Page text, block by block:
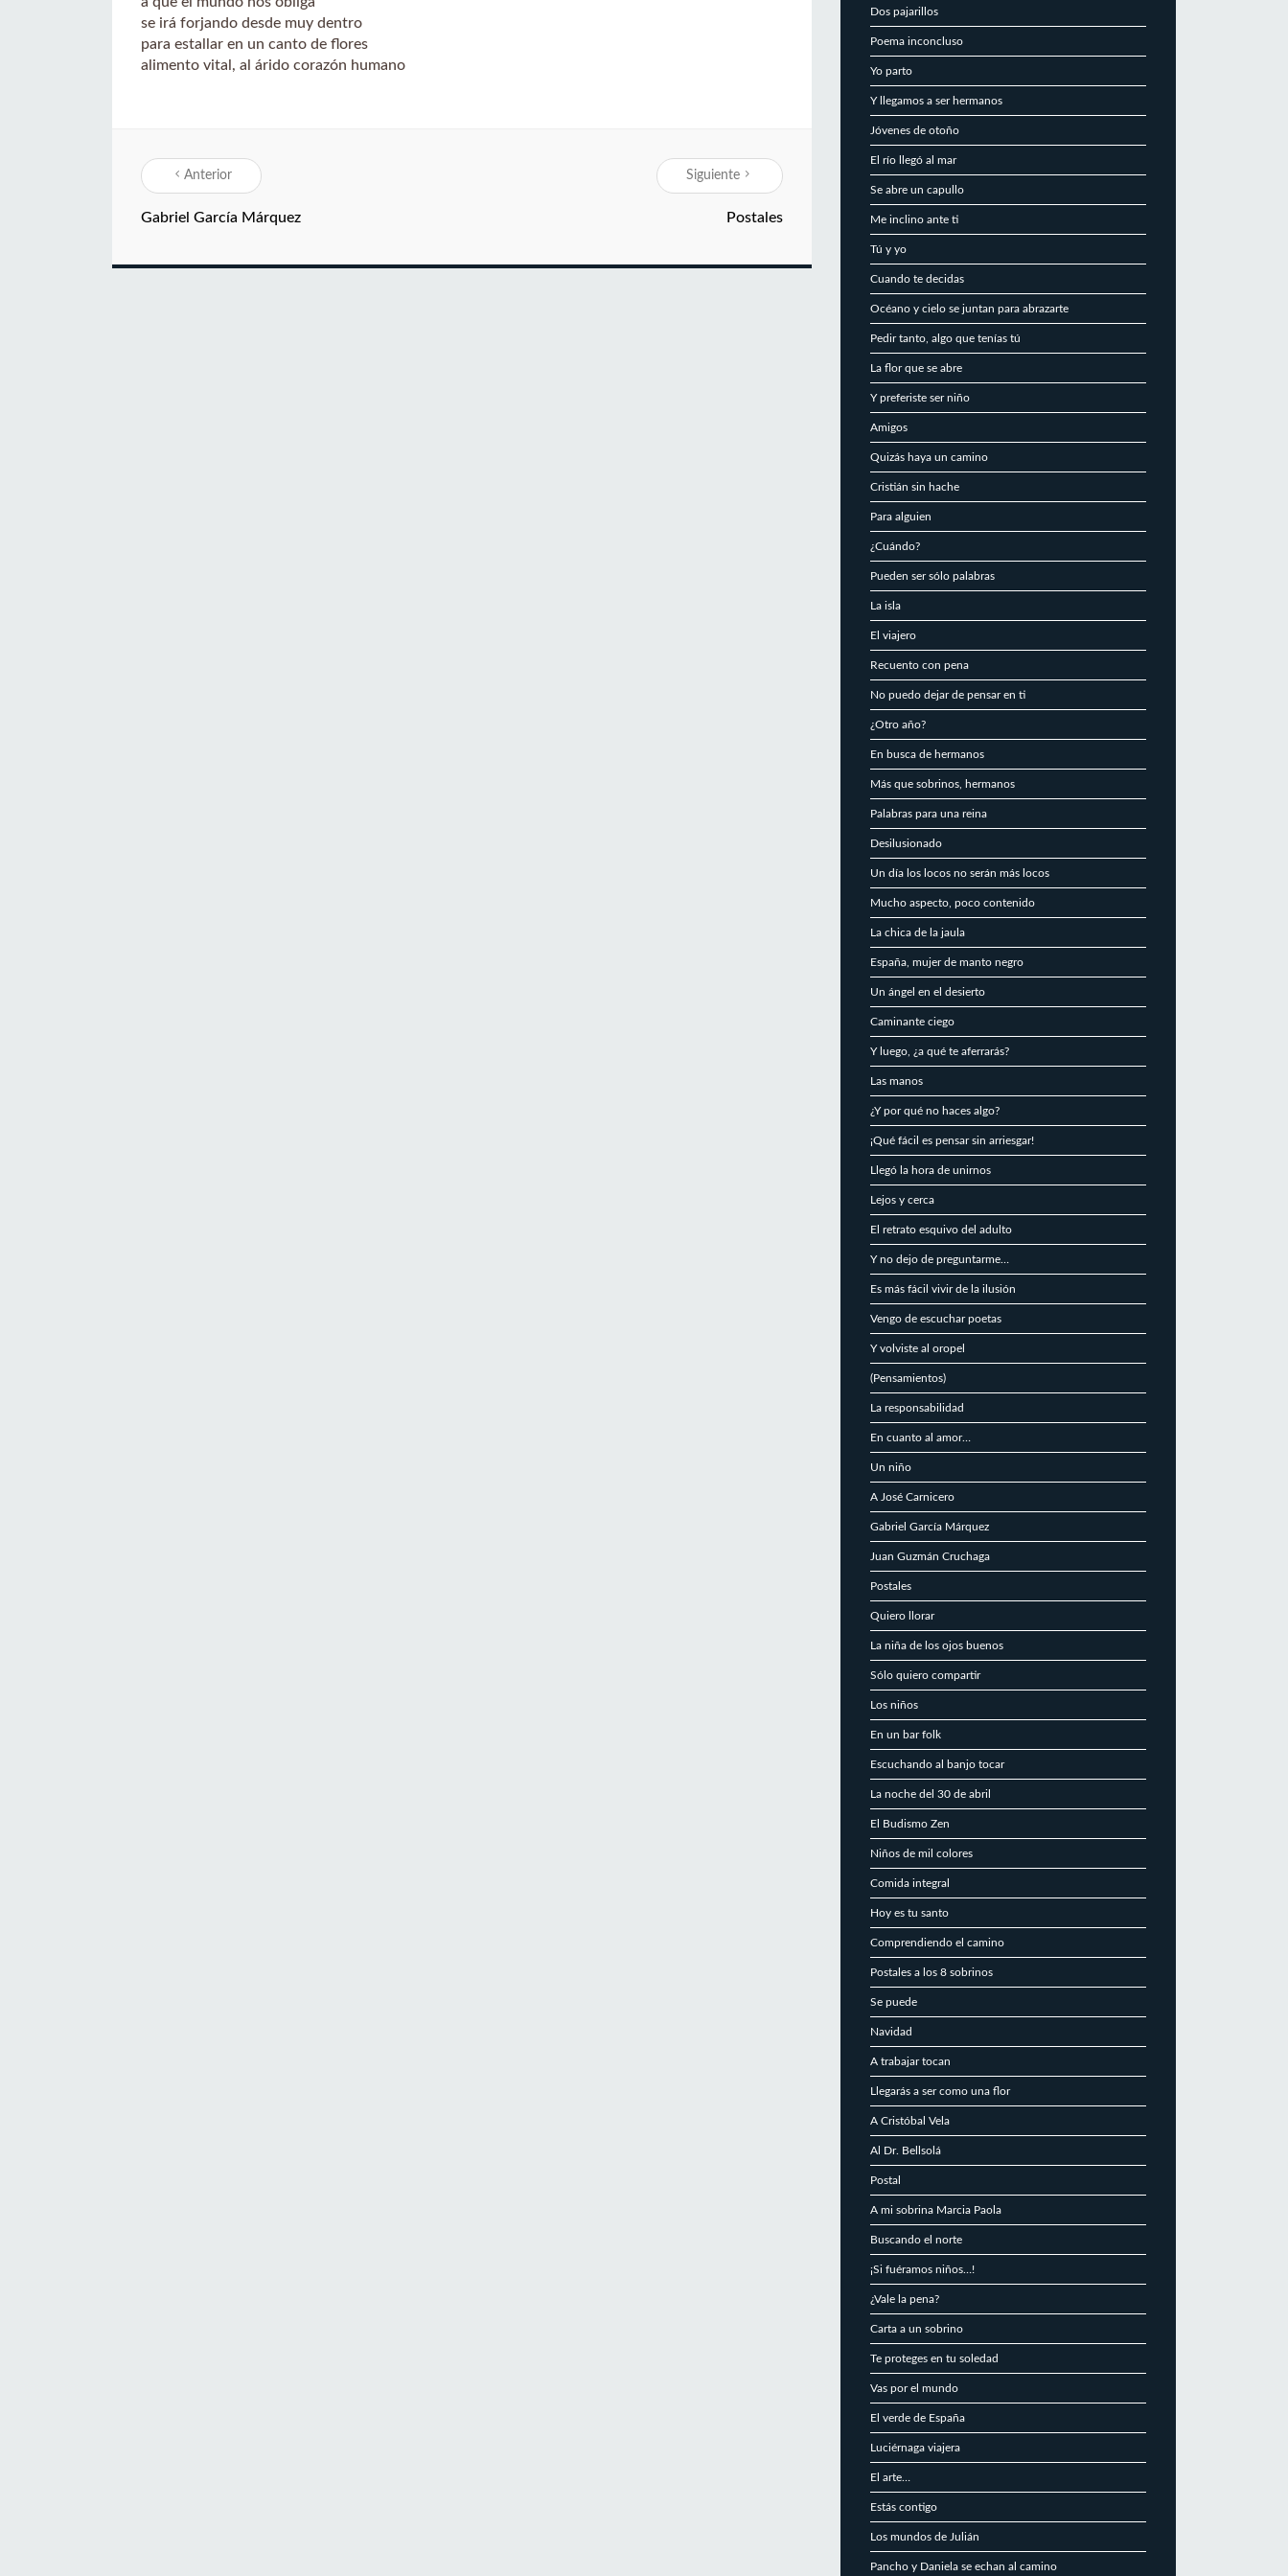
se irá forjando desde muy dentro
para estallar en un canto de flores
alimento vital, al árido corazón humano
Anterior
Gabriel García Márquez
Siguiente
Postales
Dos pajarillos
Poema inconcluso
Yo parto
Y llegamos a ser hermanos
Jóvenes de otoño
El río llegó al mar
Se abre un capullo
Me inclino ante ti
Tú y yo
Cuando te decidas
Océano y cielo se juntan para abrazarte
Pedir tanto, algo que tenías tú
La flor que se abre
Y preferiste ser niño
Amigos
Quizás haya un camino
Cristián sin hache
Para alguien
¿Cuándo?
Pueden ser sólo palabras
La isla
El viajero
Recuento con pena
No puedo dejar de pensar en ti
¿Otro año?
En busca de hermanos
Más que sobrinos, hermanos
Palabras para una reina
Desilusionado
Un día los locos no serán más locos
Mucho aspecto, poco contenido
La chica de la jaula
España, mujer de manto negro
Un ángel en el desierto
Caminante ciego
Y luego, ¿a qué te aferrarás?
Las manos
¿Y por qué no haces algo?
¡Qué fácil es pensar sin arriesgar!
Llegó la hora de unirnos
Lejos y cerca
El retrato esquivo del adulto
Y no dejo de preguntarme…
Es más fácil vivir de la ilusión
Vengo de escuchar poetas
Y volviste al oropel
(Pensamientos)
La responsabilidad
En cuanto al amor…
Un niño
A José Carnicero
Gabriel García Márquez
Juan Guzmán Cruchaga
Postales
Quiero llorar
La niña de los ojos buenos
Sólo quiero compartir
Los niños
En un bar folk
Escuchando al banjo tocar
La noche del 30 de abril
El Budismo Zen
Niños de mil colores
Comida integral
Hoy es tu santo
Comprendiendo el camino
Postales a los 8 sobrinos
Se puede
Navidad
A trabajar tocan
Llegarás a ser como una flor
A Cristóbal Vela
Al Dr. Bellsolá
Postal
A mi sobrina Marcia Paola
Buscando el norte
¡Si fuéramos niños…!
¿Vale la pena?
Carta a un sobrino
Te proteges en tu soledad
Vas por el mundo
El verde de España
Luciérnaga viajera
El arte…
Estás contigo
Los mundos de Julián
Pancho y Daniela se echan al camino